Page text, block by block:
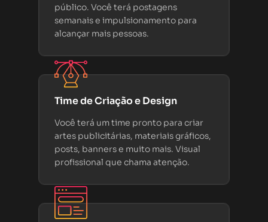
público. Você terá postagens
semanais e impulsionamento para
alcançar mais pessoas.
Time de Criação e Design
Você terá um time pronto para criar
artes publicitárias, materiais gráficos,
posts, banners e muito mais. Visual
profissional que chama atenção.